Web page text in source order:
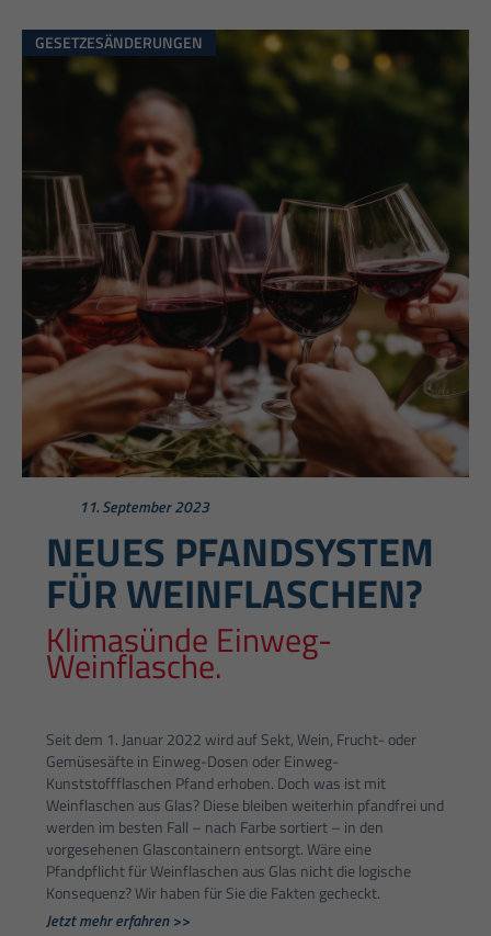
GESETZESÄNDERUNGEN
11. September 2023
NEUES PFANDSYSTEM
FÜR WEINFLASCHEN?
Klimasünde Einweg-
Weinflasche.
Seit dem 1. Januar 2022 wird auf Sekt, Wein, Frucht- oder
Gemüsesäfte in Einweg-Dosen oder Einweg-
Kunststoffflaschen Pfand erhoben. Doch was ist mit
Weinflaschen aus Glas? Diese bleiben weiterhin pfandfrei und
werden im besten Fall – nach Farbe sortiert – in den
vorgesehenen Glascontainern entsorgt. Wäre eine
Pfandpflicht für Weinflaschen aus Glas nicht die logische
Konsequenz? Wir haben für Sie die Fakten gecheckt.
Jetzt mehr erfahren >>